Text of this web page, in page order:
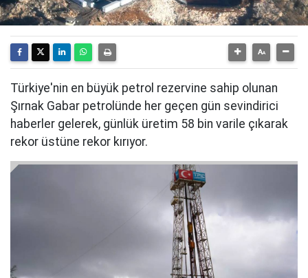
Türkiye'nin en büyük petrol rezervine sahip olunan
Şırnak Gabar petrolünde her geçen gün sevindirici
haberler gelerek, günlük üretim 58 bin varile çıkarak
rekor üstüne rekor kırıyor.